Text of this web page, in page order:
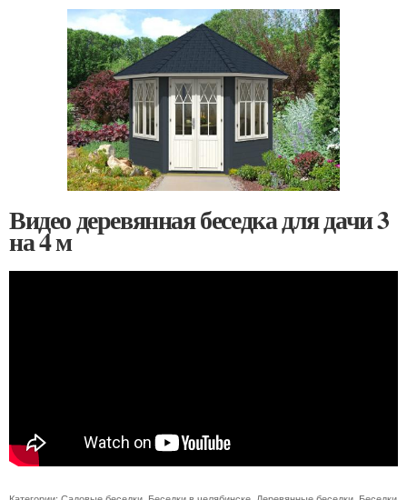
Видео деревянная беседка для дачи 3
на 4 м